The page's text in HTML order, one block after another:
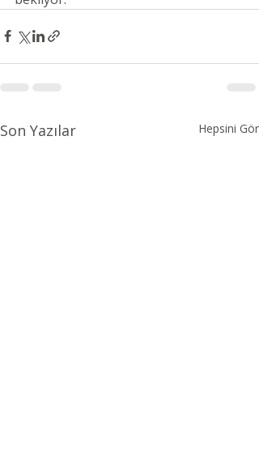
Son Yazılar Hepsini Gör